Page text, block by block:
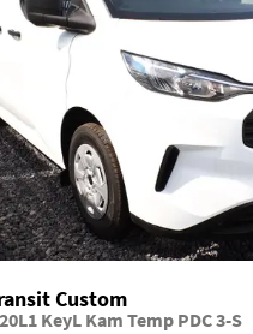
Custom
KeyL Kam Temp PDC 3-S